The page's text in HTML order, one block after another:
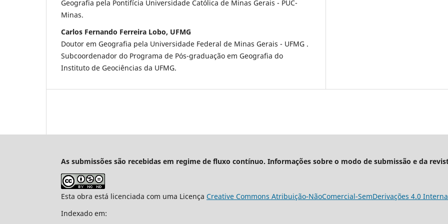
Geografia pela Pontifícia Universidade Católica de Minas Gerais - PUC-
Minas.
Carlos Fernando Ferreira Lobo, UFMG
Doutor em Geografia pela Universidade Federal de Minas Gerais - UFMG .
Subcoordenador do Programa de Pós-graduação em Geografia do
Instituto de Geociências da UFMG.
As submissões são recebidas em regime de fluxo contínuo. Informações sobre o modo de submissão e da
Esta obra está licenciada com uma Licença Creative Commons Atribuição-NãoComercial-SemDerivações 4.0
Indexado em: